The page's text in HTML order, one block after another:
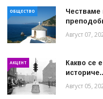
ОБЩЕСТВО
Честваме
Август 07,
АКЦЕНТ
Какво се
Август 05,